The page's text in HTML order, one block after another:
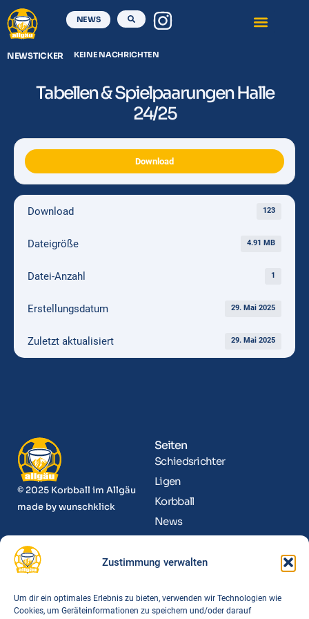
Zustimmung verwalten
Um dir ein optimales Erlebnis zu bieten, verwenden wir Technologien wie
Cookies, um Geräteinformationen zu speichern und/oder darauf
NEWS
NEWSTICKER KEINE NACHRICHTEN
Tabellen & Spielpaarungen Halle
24/25
Download
Download 123
Dateigröße 4.91 MB
Datei-Anzahl 1
Erstellungsdatum 29. Mai 2025
Zuletzt aktualisiert 29. Mai 2025
© 2025 Korbball im Allgäu
made bywunschklick
Seiten
Schiedsrichter
Ligen
Korbball
News
Funktionäre
Spielorte